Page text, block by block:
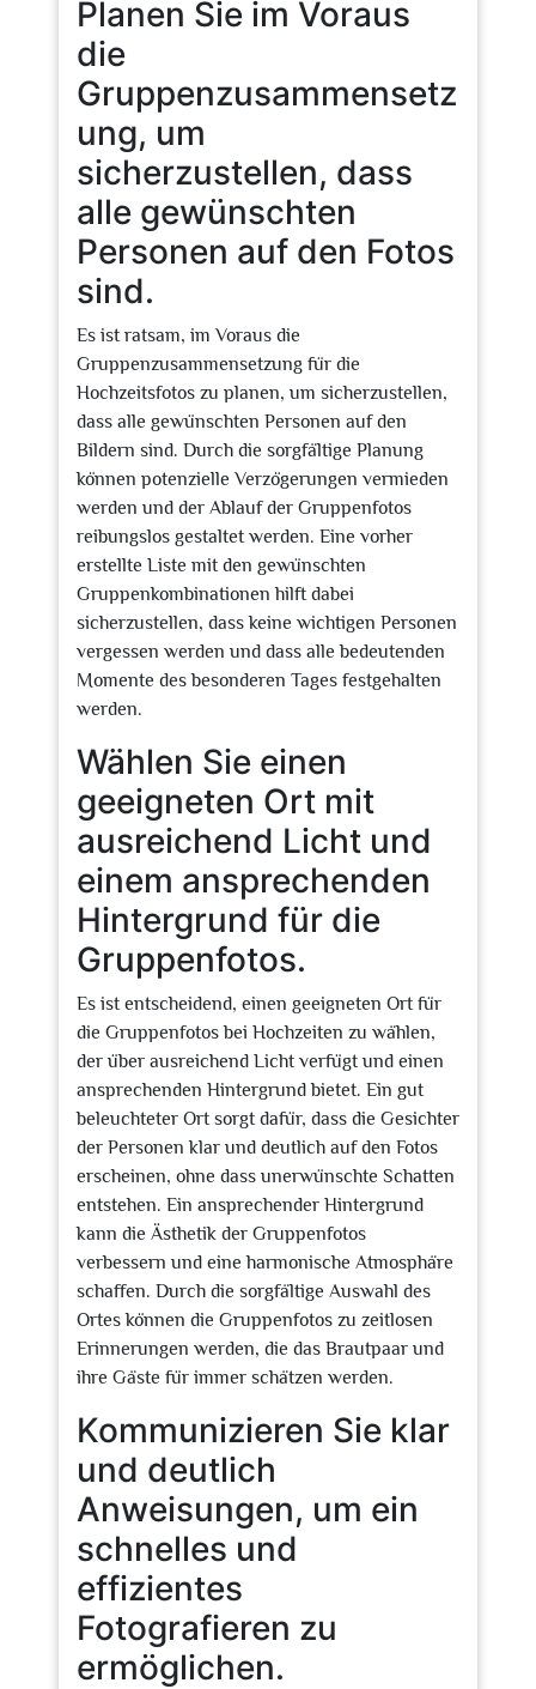
Planen Sie im Voraus
die
Gruppenzusammensetz
ung, um
sicherzustellen, dass
alle gewünschten
Personen auf den Fotos
sind.
Es ist ratsam, im Voraus die
Gruppenzusammensetzung für die
Hochzeitsfotos zu planen, um sicherzustellen,
dass alle gewünschten Personen auf den
Bildern sind. Durch die sorgfältige Planung
können potenzielle Verzögerungen vermieden
werden und der Ablauf der Gruppenfotos
reibungslos gestaltet werden. Eine vorher
erstellte Liste mit den gewünschten
Gruppenkombinationen hilft dabei
sicherzustellen, dass keine wichtigen Personen
vergessen werden und dass alle bedeutenden
Momente des besonderen Tages festgehalten
werden.
Wählen Sie einen
geeigneten Ort mit
ausreichend Licht und
einem ansprechenden
Hintergrund für die
Gruppenfotos.
Es ist entscheidend, einen geeigneten Ort für
die Gruppenfotos bei Hochzeiten zu wählen,
der über ausreichend Licht verfügt und einen
ansprechenden Hintergrund bietet. Ein gut
beleuchteter Ort sorgt dafür, dass die Gesichter
der Personen klar und deutlich auf den Fotos
erscheinen, ohne dass unerwünschte Schatten
entstehen. Ein ansprechender Hintergrund
kann die Ästhetik der Gruppenfotos
verbessern und eine harmonische Atmosphäre
schaffen. Durch die sorgfältige Auswahl des
Ortes können die Gruppenfotos zu zeitlosen
Erinnerungen werden, die das Brautpaar und
ihre Gäste für immer schätzen werden.
Kommunizieren Sie klar
und deutlich
Anweisungen, um ein
schnelles und
effizientes
Fotografieren zu
ermöglichen.